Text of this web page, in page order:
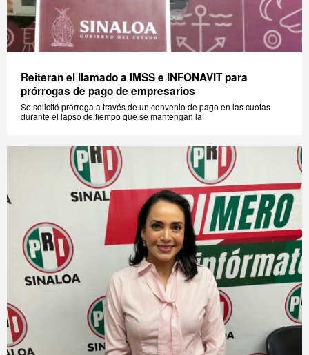
Reiteran el llamado a IMSS e INFONAVIT para
prórrogas de pago de empresarios
Se solicitó prórroga a través de un convenio de pago en las cuotas
durante el lapso de tiempo que se mantengan la